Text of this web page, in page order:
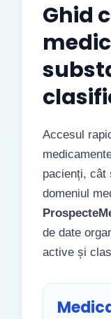
Ghid
Accesul
pacienți, cât
domeniul
de date
active și